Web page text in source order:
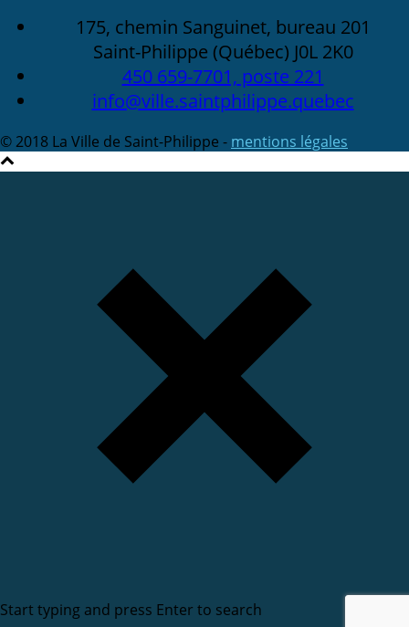
175, chemin Sanguinet, bureau 201
Saint-Philippe (Québec) J0L 2K0
450 659-7701, poste 221
info@ville.saintphilippe.quebec
© 2018 La Ville de Saint-Philippe - mentions légales
Start typing and press Enter to search